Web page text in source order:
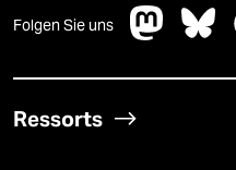
Folgen Sie uns
Ressorts